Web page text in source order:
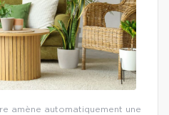
amène automatiquement une